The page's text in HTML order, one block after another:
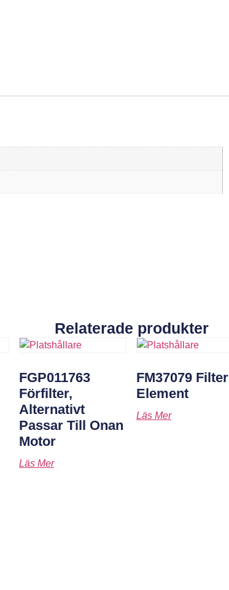
Relaterade produkter
FGP011763
Förfilter,
Alternativt
Passar Till Onan
Motor
Läs Mer
FM37079 Filter
Element
Läs Mer